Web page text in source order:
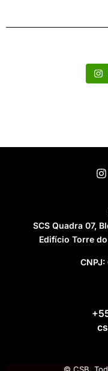
SCS Quadra 07,
Edifício Torre
© CSB.